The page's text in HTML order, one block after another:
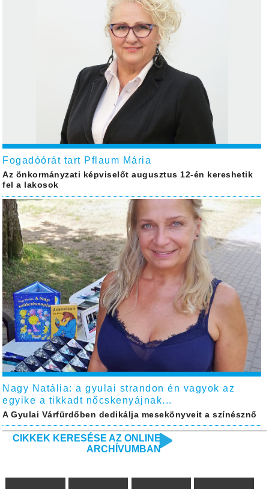
Fogadóórát tart Pflaum Mária
Az önkormányzati képviselőt augusztus 12-én kereshetik
fel a lakosok
Nagy Natália: a gyulai strandon én vagyok az
egyike a tikkadt nőcskenyájnak...
A Gyulai Várfürdőben dedikálja mesekönyveit a színésznő
CIKKEK KERESÉSE AZ ONLINE
ARCHÍVUMBAN